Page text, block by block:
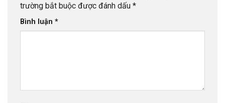
trường bắt buộc được đánh dấu *
Bình luận *